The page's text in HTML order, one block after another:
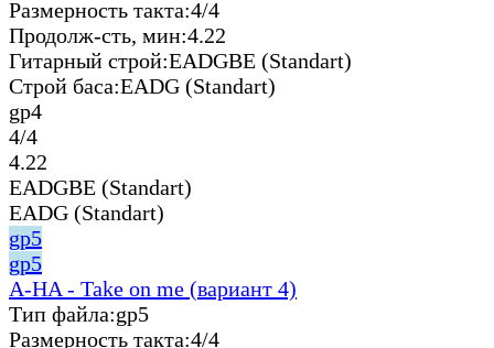
Размерность такта:4/4
Продолж-сть, мин:4.22
Гитарный строй:EADGBE (Standart)
Строй баса:EADG (Standart)
gp4
4/4
4.22
EADGBE (Standart)
EADG (Standart)
gp5
gp5
A-HA - Take on me (вариант 4)
Тип файла:gp5
Размерность такта:4/4